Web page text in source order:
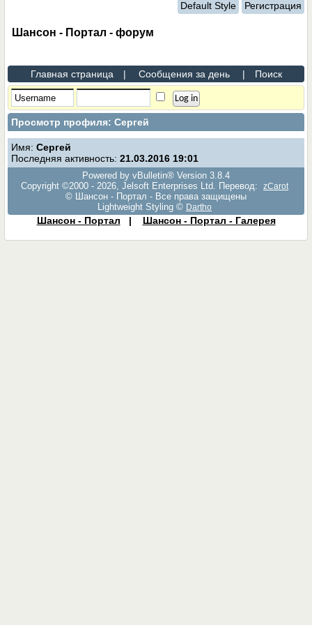
Default Style Регистрация
Шансон - Портал - форум
Главная страница | Сообщения за день | Поиск
Просмотр профиля: Сергей
Имя:Сергей
Последняя активность: 21.03.2016 19:01
Powered by vBulletin® Version 3.8.4
Copyright ©2000 - 2026, Jelsoft Enterprises Ltd. Перевод:
zCarot
© Шансон - Портал - Все права защищены
Lightweight Styling © Dartho
Шансон - Портал | Шансон - Портал - Галерея